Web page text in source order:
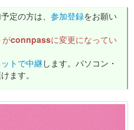
定の方は、 参加登録をお願い
がconnpassに変更になってい
トで中継します。パソコン・
ます。